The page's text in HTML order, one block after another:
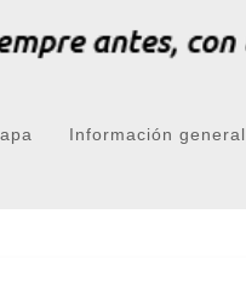
Información general